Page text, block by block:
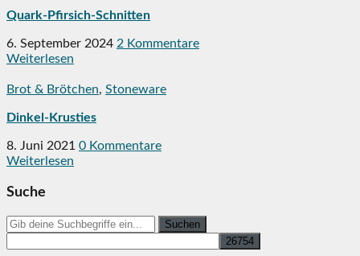
Quark-Pfirsich-Schnitten
6. September 2024 2 Kommentare
Weiterlesen
Brot & Brötchen, Stoneware
Dinkel-Krusties
8. Juni 2021 0 Kommentare
Weiterlesen
Suche
Search
for: